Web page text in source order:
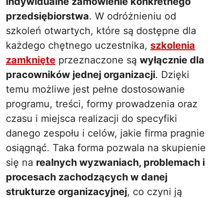
przedsiębiorstwa. W odróżnieniu od
szkoleń otwartych, które są dostępne dla
każdego chętnego uczestnika, szkolenia
zamknięte przeznaczone są wyłącznie dla
pracowników jednej organizacji. Dzięki
temu możliwe jest pełne dostosowanie
programu, treści, formy prowadzenia oraz
czasu i miejsca realizacji do specyfiki
danego zespołu i celów, jakie firma pragnie
osiągnąć. Taka forma pozwala na skupienie
się na realnych wyzwaniach, problemach i
procesach zachodzących w danej
strukturze organizacyjnej, co czyni ją